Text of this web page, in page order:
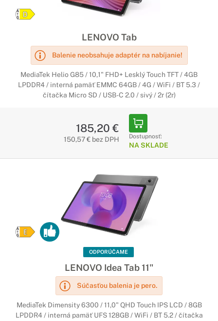
LENOVO Tab
Balenie neobsahuje adaptér na nabíjanie!
MediaTek Helio G85 / 10,1" FHD+ Lesklý Touch TFT / 4GB
LPDDR4 / interná pamäť EMMC 64GB / 4G / WiFi / BT 5.3 /
čítačka Micro SD / USB-C 2.0 / sivý / 2r (2r)
185,20 €
150,57 € bez DPH Dostupnosť:
NA SKLADE
ODPORÚČAME
LENOVO Idea Tab 11"
Súčasťou balenia je pero.
MediaTek Dimensity 6300 / 11,0" QHD Touch IPS LCD / 8GB
LPDDR4 / interná pamäť UFS 128GB / WiFi / BT 5.2 / čítačka